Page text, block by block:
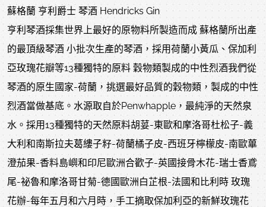
蘇格蘭 亨利爵士 琴酒 Hendricks Gin
亨利琴酒採集世界上最好的原物料所製造而成 蘇格蘭所出產
的最頂級琴酒 小批次生產的琴酒，採用荷蘭小黃瓜、保加利
亞玫瑰花瓣等13種獨特的原料 穀物類製成的中性烈酒我們從
琴酒的原生國家-荷蘭，挑選最好品質的穀物類，製成的中性
烈酒當做基底。水源取自於Penwhapple，最純淨的天然泉
水。採用13種獨特的天然原料胡荽-東歐和摩洛哥杜松子-義
大利和南斯拉夫葛縷子籽-荷蘭橘子皮-西班牙檸檬皮-南歐蓽
澄茄果-香料島嶼和印尼歐洲合歡子-英國接骨木花-瑞士香鳶
尾-祕魯和摩洛哥甘菊-德國歐洲白芷根-法國和比利時 玫瑰
花辦-每年五月和六月時，手工摘取保加利亞的新鮮玫瑰花